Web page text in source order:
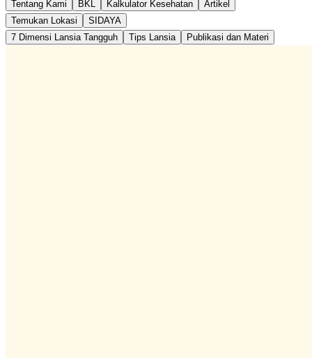
Tentang Kami BKL Kalkulator Kesehatan
Artikel
Temukan Lokasi
SIDAYA
7 Dimensi Lansia Tangguh
Tips Lansia Publikasi dan Materi